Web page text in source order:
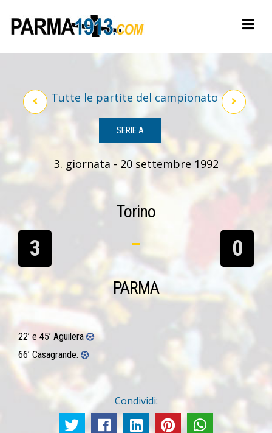
Tutte le partite del campionato
SERIE A
3. giornata - 20 settembre 1992
Torino
3 0
PARMA
22’ e 45’ Aguilera
66’ Casagrande.
Condividi: